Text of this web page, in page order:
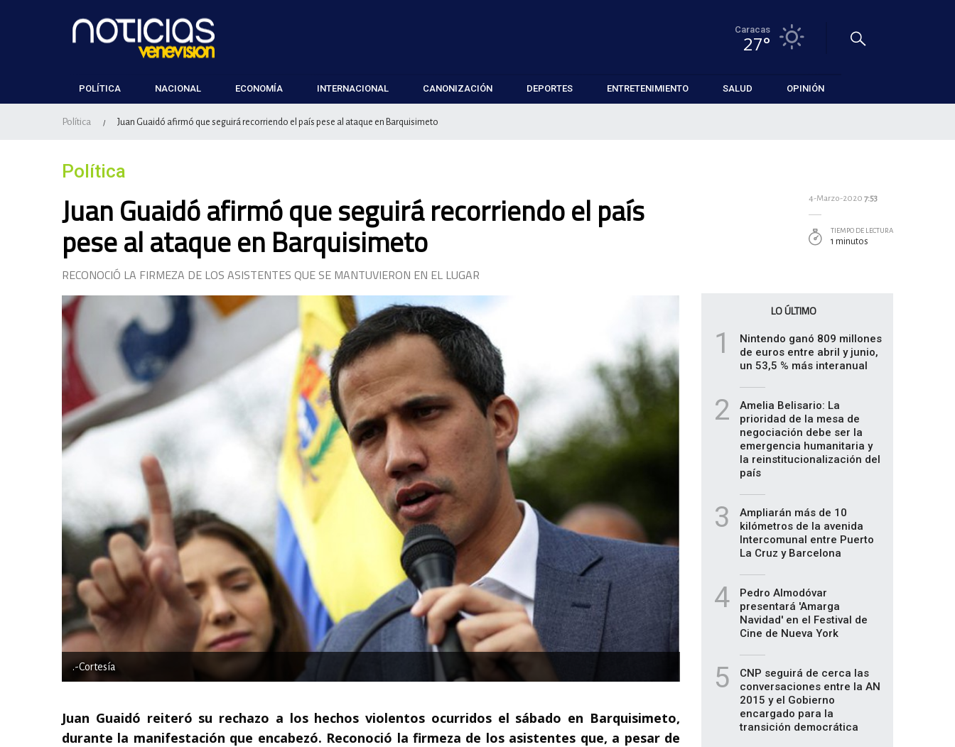
Caracas
27°
POLÍTICA NACIONAL ECONOMÍA INTERNACIONAL CANONIZACIÓN DEPORTES ENTRETENIMIENTO SALUD OPINIÓN
Política / Juan Guaidó afirmó que seguirá recorriendo el país pese al ataque en Barquisimeto
Política
Juan Guaidó afirmó que seguirá recorriendo el país
pese al ataque en Barquisimeto
RECONOCIÓ LA FIRMEZA DE LOS ASISTENTES QUE SE MANTUVIERON EN EL LUGAR
.-Cortesía
Juan Guaidó reiteró su rechazo a los hechos violentos ocurridos el sábado en Barquisimeto,
durante la manifestación que encabezó. Reconoció la firmeza de los asistentes que, a pesar de
4-Marzo-2020 7:53
TIEMPO DE LECTURA
1 minutos
LO ÚLTIMO
1
Nintendo ganó 809 millones
de euros entre abril y junio,
un 53,5 % más interanual
2
Amelia Belisario: La
prioridad de la mesa de
negociación debe ser la
emergencia humanitaria y
la reinstitucionalización del
país
3
Ampliarán más de 10
kilómetros de la avenida
Intercomunal entre Puerto
La Cruz y Barcelona
4
Pedro Almodóvar
presentará 'Amarga
Navidad' en el Festival de
Cine de Nueva York
5
CNP seguirá de cerca las
conversaciones entre la AN
2015 y el Gobierno
encargado para la
transición democrática